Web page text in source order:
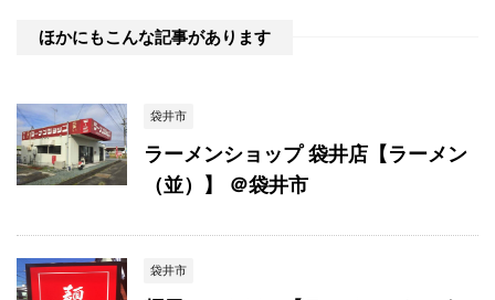
ほかにもこんな記事があります
袋井市
ラーメンショップ 袋井店【ラーメン
（並）】 ＠袋井市
袋井市